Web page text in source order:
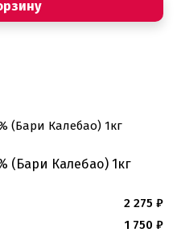
(Бари Калебао) 1кг
2 275 ₽
1 750 ₽